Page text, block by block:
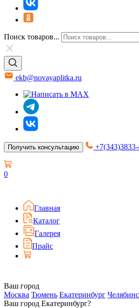
Поиск товаров...
ekb@novayaplitka.ru
Получить консультацию
0
Главная
Каталог
Галерея
Прайс
Ваш город
Москва Тюмень Екатеринбург
Ваш город Екатеринбург?